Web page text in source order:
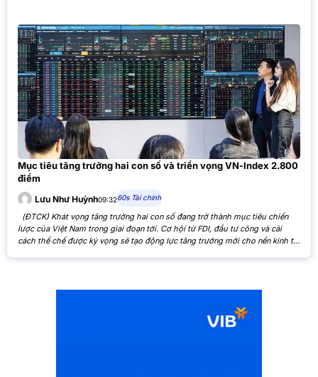
Mục tiêu tăng trưởng hai con số và triển vọng VN-Index 2.800
điểm
Lưu Như Huỳnh09:3260s Tài chính
(ĐTCK) Khát vọng tăng trưởng hai con số đang trở thành mục tiêu chiến
lược của Việt Nam trong giai đoạn tới. Cơ hội từ FDI, đầu tư công và cải
cách thể chế được kỳ vọng sẽ tạo động lực tăng trưởng mới cho nền kinh tế,